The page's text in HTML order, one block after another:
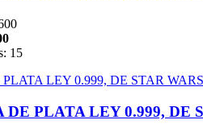
15
DE PLATA LEY 0.999, DE